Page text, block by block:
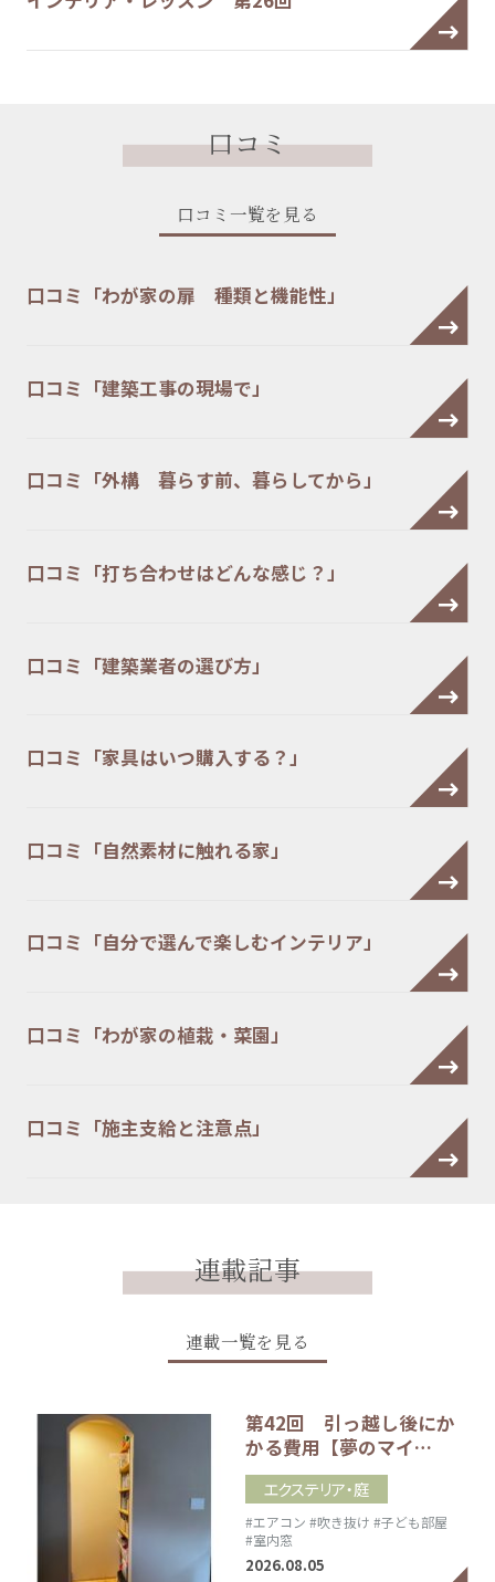
口コミ
口コミ一覧を見る
口コミ「わが家の扉 種類と機能性」
口コミ「建築工事の現場で」
口コミ「外構 暮らす前、暮らしてから」
口コミ「打ち合わせはどんな感じ？」
口コミ「建築業者の選び方」
口コミ「家具はいつ購入する？」
口コミ「自然素材に触れる家」
口コミ「自分で選んで楽しむインテリア」
口コミ「わが家の植栽・菜園」
口コミ「施主支給と注意点」
連載記事
連載一覧を見る
第42回 引っ越し後にか
かる費用【夢のマイ…
エクステリア・庭
#エアコン #吹き抜け #子ども部屋
#室内窓
2026.08.05